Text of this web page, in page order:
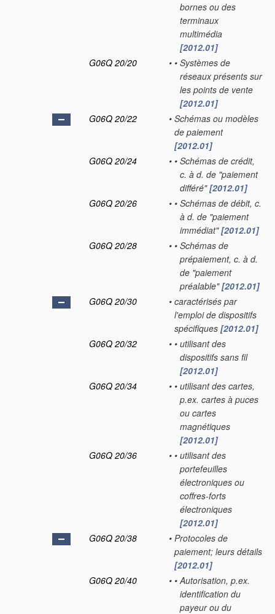
bornes ou des
terminaux
multimédia
[2012.01]
G06Q 20/20
• • Systèmes de
réseaux présents sur
les points de vente
[2012.01]
G06Q 20/22
• Schémas ou modèles
de paiement
[2012.01]
G06Q 20/24
• • Schémas de crédit,
c. à d. de "paiement
différé"[2012.01]
G06Q 20/26
• • Schémas de débit, c.
à d. de "paiement
immédiat"[2012.01]
G06Q 20/28
• • Schémas de
prépaiement, c. à d.
de "paiement
préalable"[2012.01]
G06Q 20/30
• caractérisés par
l'emploi de dispositifs
spécifiques [2012.01]
G06Q 20/32
• • utilisant des
dispositifs sans fil
[2012.01]
G06Q 20/34
• • utilisant des cartes,
p.ex. cartes à puces
ou cartes
magnétiques
[2012.01]
G06Q 20/36
• • utilisant des
portefeuilles
électroniques ou
coffres-forts
électroniques
[2012.01]
G06Q 20/38
• Protocoles de
paiement; leurs détails
[2012.01]
G06Q 20/40
• • Autorisation, p.ex.
identification du
payeur ou du